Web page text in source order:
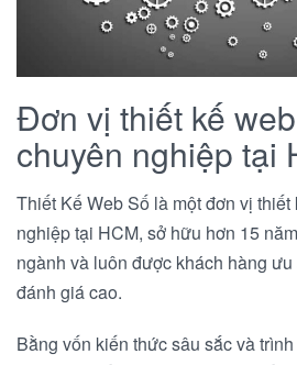
Đơn vị thiết kế
chuyên nghiệp tại
Thiết Kế Web Số là một đơn vị
nghiệp tại HCM, sở hữu hơn 15
ngành và luôn được khách hàng
đánh giá cao.
Bằng vốn kiến thức sâu sắc và